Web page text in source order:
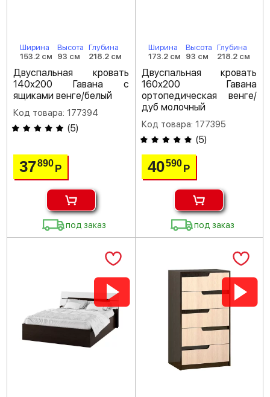
Ширина
153.2 см
Высота
93 см
Глубина
218.2 см
Двуспальная кровать
140х200 Гавана с
ящиками венге/белый
Код товара: 177394
(5)
37890Р
под заказ
Ширина
173.2 см
Высота
93 см
Глубина
218.2 см
Двуспальная кровать
160х200 Гавана
ортопедическая венге/
дуб молочный
Код товара: 177395
(5)
40590 Р
под заказ